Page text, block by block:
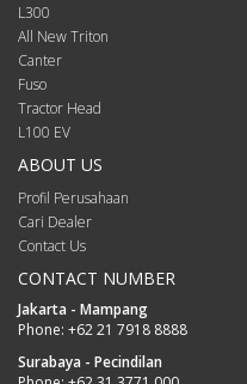
L300
All New Triton
Canter
Fuso
Tractor Head
L100 EV
ABOUT US
Profil Perusahaan
Cari Dealer
Contact Us
CONTACT NUMBER
Jakarta - Mampang
Phone: +62 21 7918 8888
Surabaya - Pecindilan